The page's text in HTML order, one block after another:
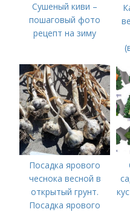
Сушеный киви –
пошаговый фото
рецепт на зиму
Посадка ярового
чеснока весной в
открытый грунт.
Посадка ярового